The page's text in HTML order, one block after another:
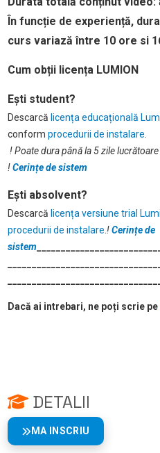
În funcție de experiență,
curs variază între 10 ore si
Cum obții licența LUMION
Ești student?
Descarcă licența educațională
conform procedurii de instalare
! Poate dura până la 5 zile
!Cerințe de sistem
Ești absolvent?
Descarcă licența versiune trial
procedurii de instalare !Cerințe de
sistem
Dacă ai intrebari, ne poți scrie pe
DETALII
MA INSCRIU